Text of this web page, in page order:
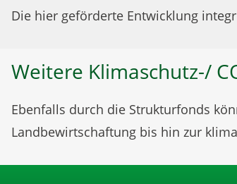
Die hier geförderte Entwicklung
Weitere Klimaschutz-/
Ebenfalls durch die Strukturfonds
Landbewirtschaftung bis hin zur